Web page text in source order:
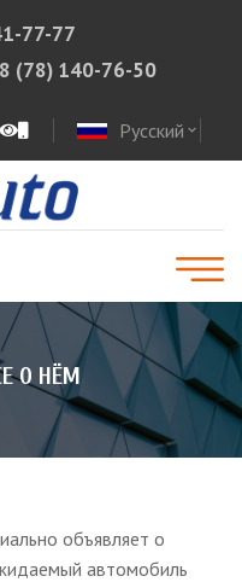
77-77
(78) 140-76-50
Русский expand_more
О НЁМ
объявляет о
автомобиль